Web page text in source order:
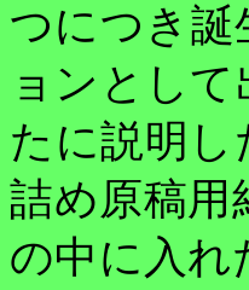
つにつき誕
ョンとし
たに説明
詰め原稿用
の中に入れ